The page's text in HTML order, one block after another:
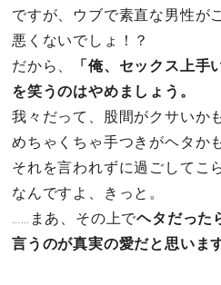
ですが、ウブで素直な男性が
悪くないでしょ！？
だから、
「俺、セックス上手
を笑うのはやめましょう。
我々だって、股間がクサいか
めちゃくちゃ手つきがヘタか
それを言われずに過ごしてこ
なんですよ、きっと。
……まあ、その上でヘタだった
言うのが真実の愛だと思います